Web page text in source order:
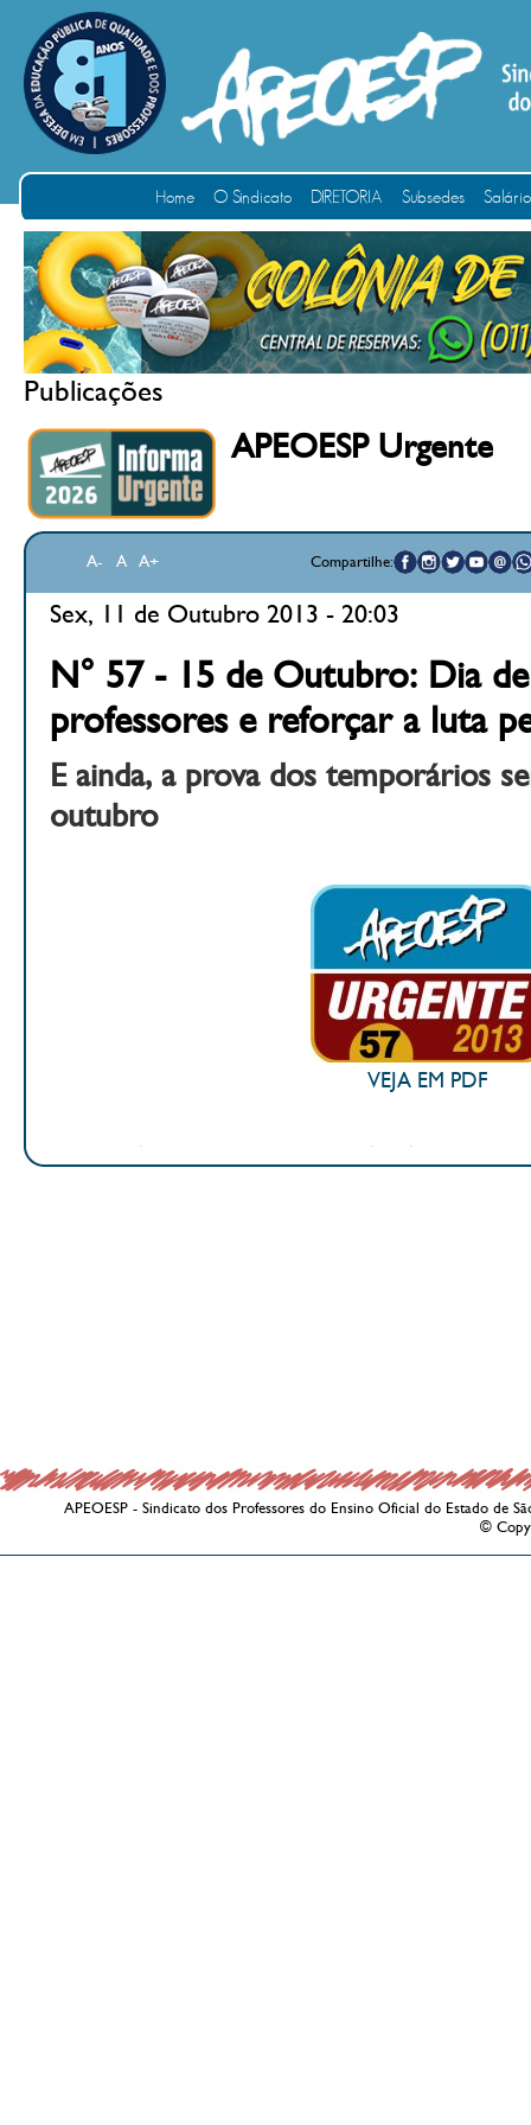
Home O Sindicato DIRETORIA Subsedes
Publicações
APEOESP Urgente
A- A A+ Compartilhe:
Sex, 11 de Outubro 2013 - 20:03
N° 57 - 15 de Outubro: Dia
professores e reforçar a luta
E ainda, a prova dos temporários
outubro
VEJA EM PDF
APEOESP - Sindicato dos Professores do Ensino Oficial do Estado de
©